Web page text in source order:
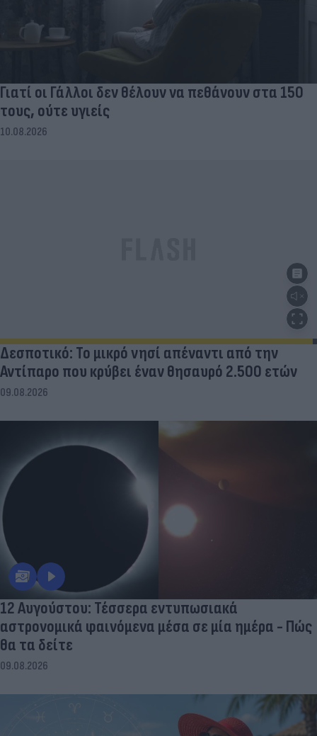
Γιατί οι Γάλλοι δεν θέλουν να πεθάνουν στα 150
τους, ούτε υγιείς
10.08.2026
Δεσποτικό: Το μικρό νησί απέναντι από την
Αντίπαρο που κρύβει έναν θησαυρό 2.500 ετών
09.08.2026
12 Αυγούστου: Τέσσερα εντυπωσιακά
αστρονομικά φαινόμενα μέσα σε μία ημέρα - Πώς
θα τα δείτε
09.08.2026